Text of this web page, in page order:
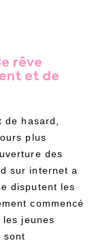
rêve
et de
de hasard,
plus
des
sur internet a
disputent les
commencé
jeunes
sont